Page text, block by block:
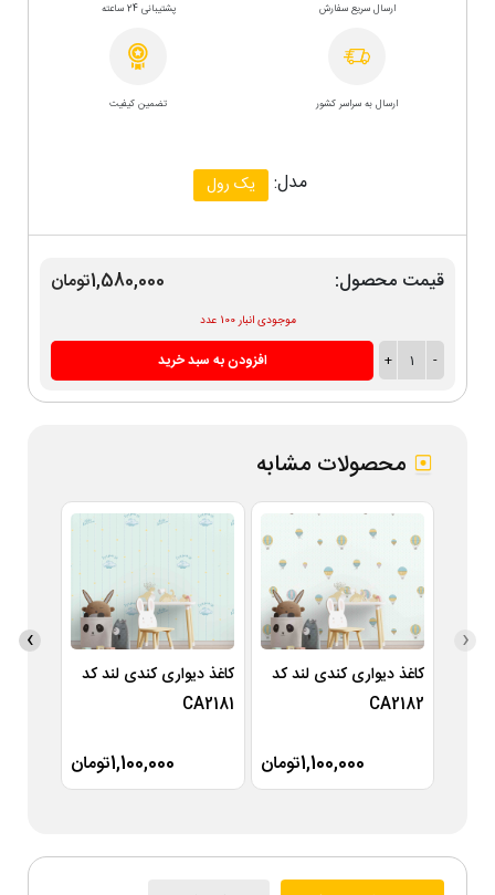
ارسال سریع سفارش پشتیبانی 24 ساعته
ارسال به سراسر کشور تضمین کیفیت
مدل: یک رول
قیمت محصول: 1,580,000تومان
موجودی انبار 100 عدد
-
1
+ افزودن به سبد خرید
محصولات مشابه
کاغذ دیواری کندی لند کد
CA2182
1,100,000تومان
کاغذ دیواری کندی لند کد
CA2181
1,100,000تومان
‹
›